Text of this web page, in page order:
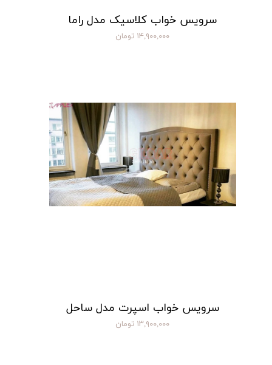
سرویس خواب کلاسیک مدل راما
۱۴,۹۰۰,۰۰۰ تومان
سرویس خواب اسپرت مدل ساحل
۱۳,۹۰۰,۰۰۰ تومان